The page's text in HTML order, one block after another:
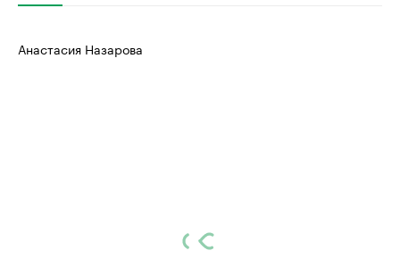
Анастасия Назарова